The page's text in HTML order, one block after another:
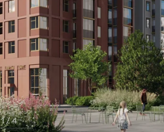
1 / 4